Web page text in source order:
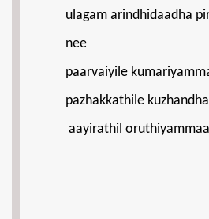
ulagam arindhidaadha
nee
paarvaiyile
pazhakkathile
aayirathil